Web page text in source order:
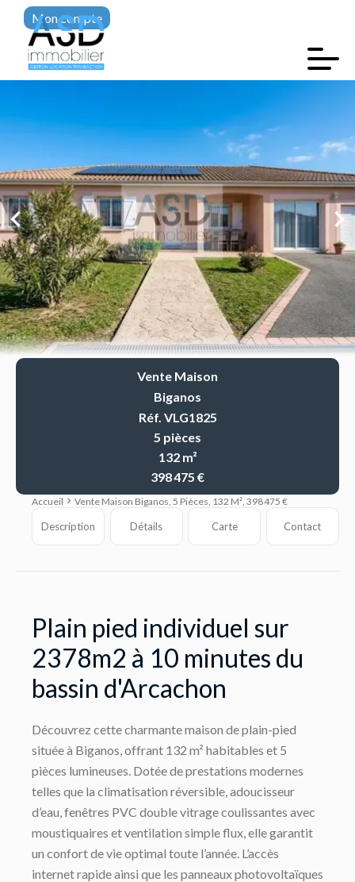
Mon compte
Vente Maison
Biganos
Réf. VLG1825
5 pièces
132 m²
398 475 €
Accueil Vente Maison Biganos, 5 Pièces, 132 M², 398 475 €
Description Détails Carte Contact
Plain pied individuel sur
2378m2 à 10 minutes du
bassin d'Arcachon
Découvrez cette charmante maison de plain-pied
située à Biganos, offrant 132 m² habitables et 5
pièces lumineuses. Dotée de prestations modernes
telles que la climatisation réversible, adoucisseur
d’eau, fenêtres PVC double vitrage coulissantes avec
moustiquaires et ventilation simple flux, elle garantit
un confort de vie optimal toute l’année. L’accès
internet rapide ainsi que les panneaux photovoltaïques